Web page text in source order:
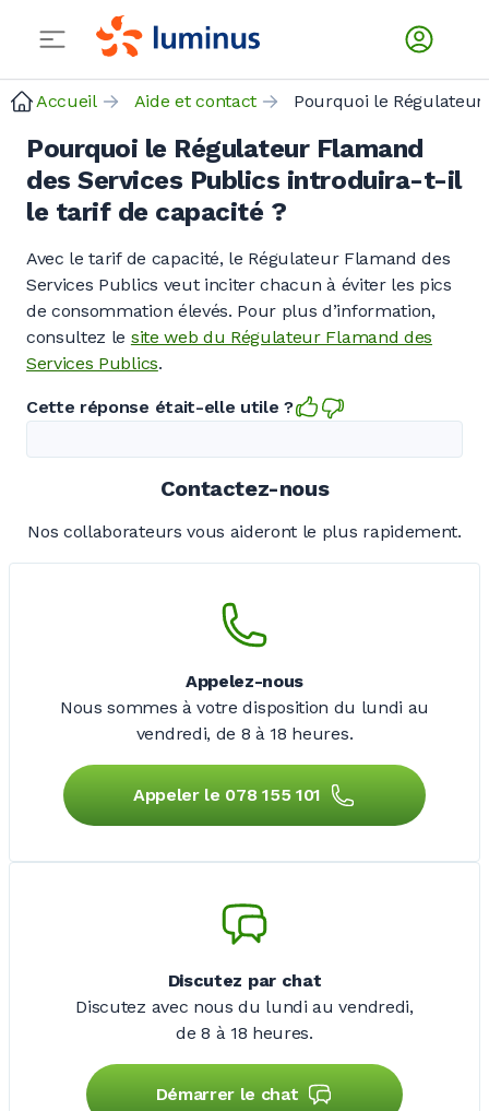
Accueil Aide et contact
Pourquoi le Régulateur Flamand
des Services Publics introduira-t-il
le tarif de capacité ?
Avec le tarif de capacité, le Régulateur Flamand des
Services Publics veut inciter chacun à éviter les pics
de consommation élevés. Pour plus d’information,
consultez le site web du Régulateur Flamand des
Services Publics.
Cette réponse était-elle utile ?
Contactez-nous
Nos collaborateurs vous aideront le plus rapidement.
Appelez-nous
Nous sommes à votre disposition du lundi au
vendredi, de 8 à 18 heures.
Appeler le 078 155 101
Discutez par chat
Discutez avec nous du lundi au vendredi,
de 8 à 18 heures.
Démarrer le chat